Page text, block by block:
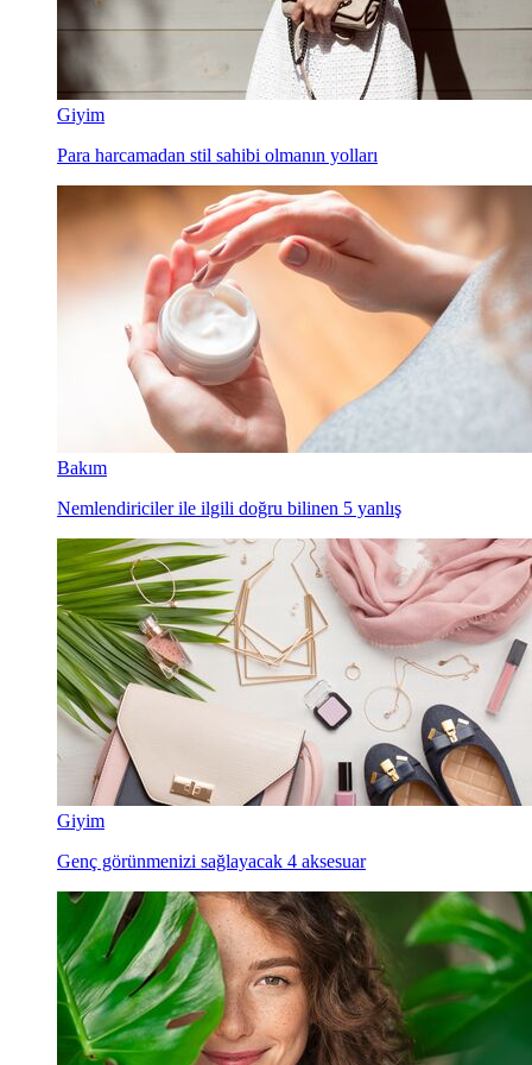
Giyim
Para harcamadan stil sahibi olmanın yolları
Bakım
Nemlendiriciler ile ilgili doğru bilinen 5 yanlış
Giyim
Genç görünmenizi sağlayacak 4 aksesuar